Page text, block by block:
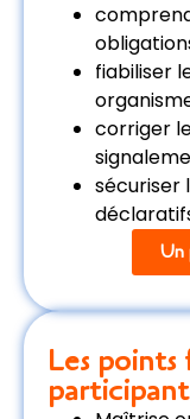
fiabiliser
corriger
sécuriser
Un
Les